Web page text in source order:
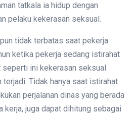
tatkala ia hidup dengan
pelaku kekerasan seksual.
tidak terbatas saat pekerja
ketika pekerja sedang istirahat
seperti ini kekerasan seksual
terjadi. Tidak hanya saat istirahat
perjalanan dinas yang berada
kerja, juga dapat dihitung sebagai